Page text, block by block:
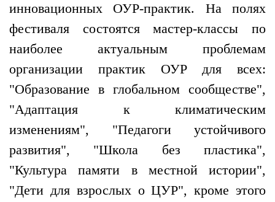
инновационных ОУР-практик. На полях
фестиваля состоятся мастер-классы по
наиболее актуальным проблемам
организации практик ОУР для всех:
"Образование в глобальном сообществе",
"Адаптация к климатическим
изменениям", "Педагоги устойчивого
развития", "Школа без пластика",
"Культура памяти в местной истории",
"Дети для взрослых о ЦУР", кроме этого